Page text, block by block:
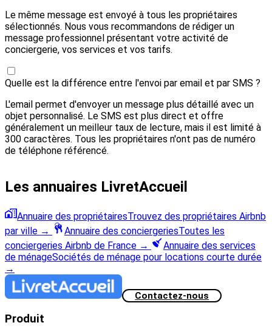
Le même message est envoyé à tous les propriétaires
sélectionnés. Nous vous recommandons de rédiger un
message professionnel présentant votre activité de
conciergerie, vos services et vos tarifs.
Quelle est la différence entre l'envoi par email et par SMS ?
L'email permet d'envoyer un message plus détaillé avec un
objet personnalisé. Le SMS est plus direct et offre
généralement un meilleur taux de lecture, mais il est limité à
300 caractères. Tous les propriétaires n'ont pas de numéro
de téléphone référencé.
Les annuaires LivretAccueil
Annuaire des propriétairesTrouvez des propriétaires Airbnb
par ville → Annuaire des conciergeriesToutes les
conciergeries Airbnb de France →
Annuaire des services
de ménageSociétés de ménage pour locations courte durée
→
Contactez-nous
Produit